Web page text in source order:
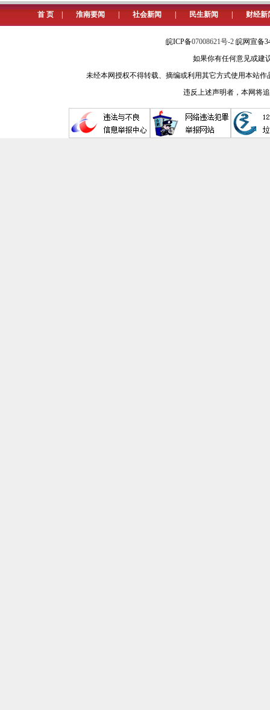
路市场被坚决取缔，示范性标准化菜
大型商超和商贸综合体作为城市
管理模式，通过安排专人包保，细致
聚焦硬件提升与软环境优化双轮
服务品质：美化购物环境、强化员
首 页 淮南要闻 社会新闻 民生新闻 财经新
皖ICP备07008621号-2 皖网宣备
如果你有任何意见或建
未经本网授权不得转载、摘编或利用其它方式使用本站
违反上述声明者，本网将